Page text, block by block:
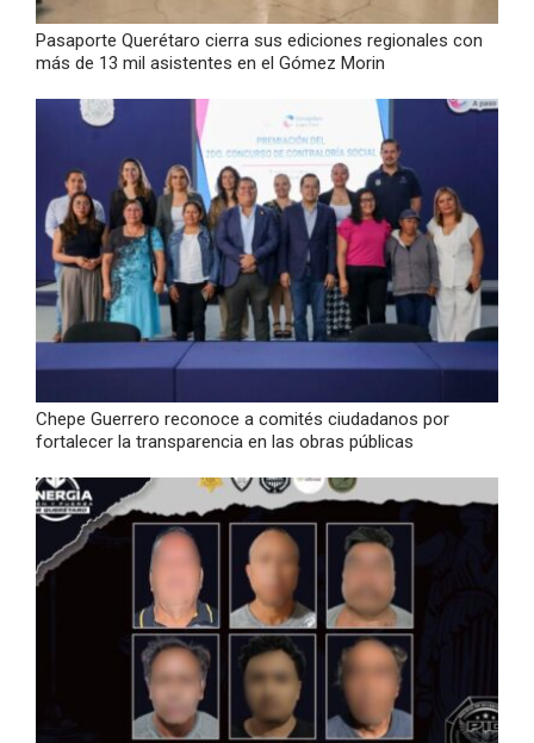
Pasaporte Querétaro cierra sus ediciones regionales con
más de 13 mil asistentes en el Gómez Morin
Chepe Guerrero reconoce a comités ciudadanos por
fortalecer la transparencia en las obras públicas